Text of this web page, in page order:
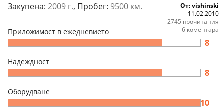
Закупена: 2009 г., Пробег: 9500 км.
Приложимост в ежедневието
8
Надеждност
8
Оборудване
10
От: vishinski
11.02.2010
2745 прочитания
6 коментара